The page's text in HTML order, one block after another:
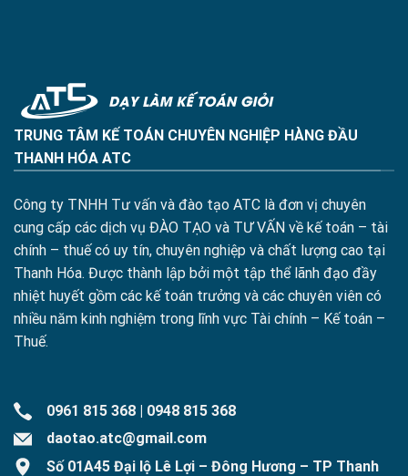
TRUNG TÂM KẾ TOÁN CHUYÊN NGHIỆP HÀNG ĐẦU
THANH HÓA ATC
Công ty TNHH Tư vấn và đào tạo ATC là đơn vị chuyên
cung cấp các dịch vụ ĐÀO TẠO và TƯ VẤN về kế toán – tài
chính – thuế có uy tín, chuyên nghiệp và chất lượng cao tại
Thanh Hóa. Được thành lập bởi một tập thể lãnh đạo đầy
nhiệt huyết gồm các kế toán trưởng và các chuyên viên có
nhiều năm kinh nghiệm trong lĩnh vực Tài chính – Kế toán –
Thuế.
0961 815 368
0948 815 368
daotao.atc@gmail.com
Số 01A45 Đại lộ Lê Lợi – Đông Hương – TP Thanh